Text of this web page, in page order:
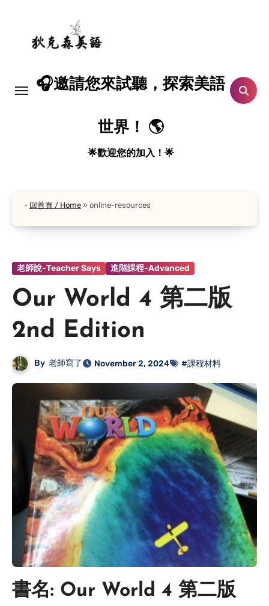
content
🎧邀請您來試聽，探索美語
世界！ 🌎
🌟歡迎您的加入！🌟
- 回首頁 / Home » online-resources
老師說-Teacher Says 進階課程-Advanced
Our World 4 第二版
2nd Edition
By 老師寫了 November 2, 2024 #課程材料
書名: Our World 4 第二版